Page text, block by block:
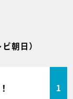
ビ朝日）
1